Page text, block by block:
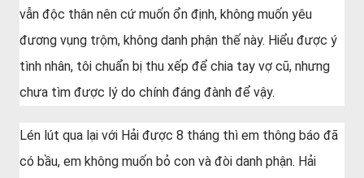
vẫn độc thân nên cứ muốn ổn định, không muốn yêu
đương vụng trộm, không danh phận thế này. Hiểu được ý
tình nhân, tôi chuẩn bị thu xếp để chia tay vợ cũ, nhưng
chưa tìm được lý do chính đáng đành để vậy.
Lén lút qua lại với Hải được 8 tháng thì em thông báo đã
có bầu, em không muốn bỏ con và đòi danh phận. Hải